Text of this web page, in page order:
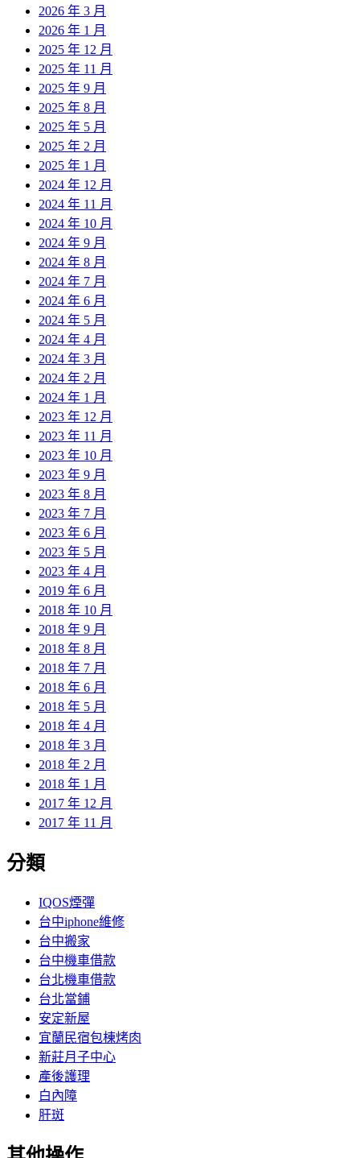
2026 年 3 月
2026 年 1 月
2025 年 12 月
2025 年 11 月
2025 年 9 月
2025 年 8 月
2025 年 5 月
2025 年 2 月
2025 年 1 月
2024 年 12 月
2024 年 11 月
2024 年 10 月
2024 年 9 月
2024 年 8 月
2024 年 7 月
2024 年 6 月
2024 年 5 月
2024 年 4 月
2024 年 3 月
2024 年 2 月
2024 年 1 月
2023 年 12 月
2023 年 11 月
2023 年 10 月
2023 年 9 月
2023 年 8 月
2023 年 7 月
2023 年 6 月
2023 年 5 月
2023 年 4 月
2019 年 6 月
2018 年 10 月
2018 年 9 月
2018 年 8 月
2018 年 7 月
2018 年 6 月
2018 年 5 月
2018 年 4 月
2018 年 3 月
2018 年 2 月
2018 年 1 月
2017 年 12 月
2017 年 11 月
分類
IQOS煙彈
台中iphone維修
台中搬家
台中機車借款
台北機車借款
台北當鋪
安定新屋
宜蘭民宿包棟烤肉
新莊月子中心
產後護理
白內障
肝斑